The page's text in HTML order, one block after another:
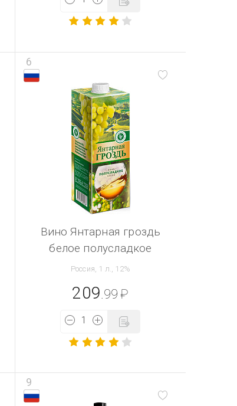
6
Вино Янтарная гроздь
белое полусладкое
Россия, 1 л., 12%
209 .99 ₽
9